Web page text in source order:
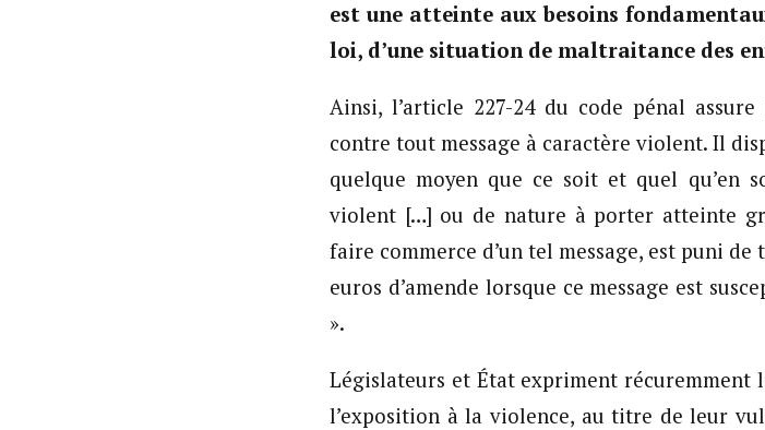
est une atteinte aux besoins
loi, d’une situation de maltraitance des
Ainsi, l’article 227-24 du code pénal
contre tout message à caractère violent. Il
quelque moyen que ce soit et quel qu’en
violent […] ou de nature à porter atteinte
faire commerce d’un tel message, est puni
euros d’amende lorsque ce message est
».
Législateurs et État expriment
l’exposition à la violence, au titre de leur